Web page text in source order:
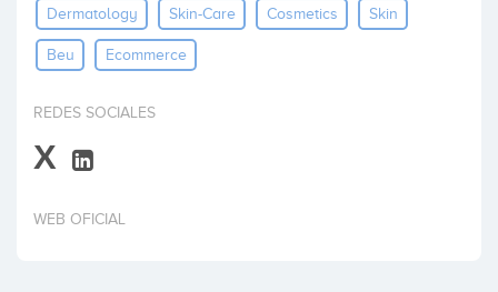
Invertir
Dermatology Skin-Care Cosmetics Skin
Beu Ecommerce
REDES SOCIALES
X
WEB OFICIAL